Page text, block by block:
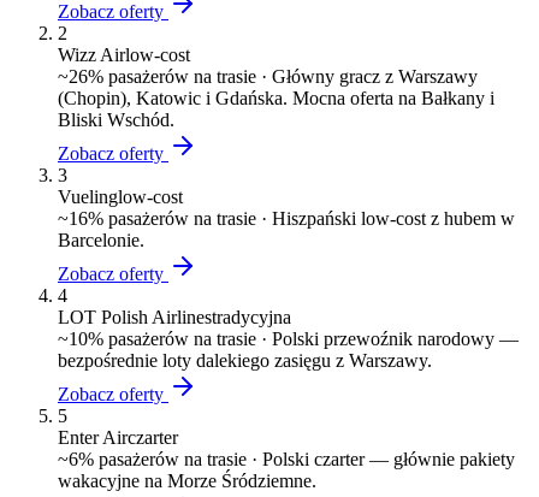
Zobacz oferty
2
Wizz Airlow-cost
~26% pasażerów na trasie · Główny gracz z Warszawy
(Chopin), Katowic i Gdańska. Mocna oferta na Bałkany i
Bliski Wschód.
Zobacz oferty
3
Vuelinglow-cost
~16% pasażerów na trasie · Hiszpański low-cost z hubem w
Barcelonie.
Zobacz oferty
4
LOT Polish Airlinestradycyjna
~10% pasażerów na trasie · Polski przewoźnik narodowy —
bezpośrednie loty dalekiego zasięgu z Warszawy.
Zobacz oferty
5
Enter Airczarter
~6% pasażerów na trasie · Polski czarter — głównie pakiety
wakacyjne na Morze Śródziemne.